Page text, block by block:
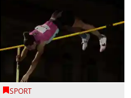
SPORT